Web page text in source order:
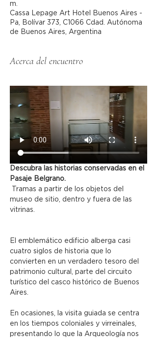
m.
Cassa Lepage Art Hotel Buenos Aires -
Pa, Bolívar 373, C1066 Cdad. Autónoma
de Buenos Aires, Argentina
Acerca del encuentro
Descubra las historias conservadas en el
Pasaje Belgrano.
museo de sitio, dentro y fuera de las
vitrinas.
El emblemático edificio alberga casi
cuatro siglos de historia que lo
convierten en un verdadero tesoro del
patrimonio cultural, parte del circuito
turístico del casco histórico de Buenos
Aires.
En ocasiones, la visita guiada se centra
en los tiempos coloniales y virreinales,
presentando lo que la Arqueología nos